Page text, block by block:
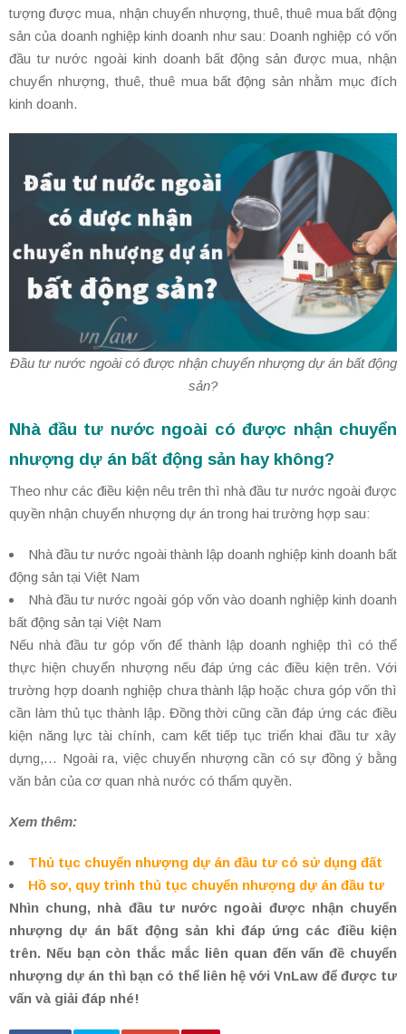
tượng được mua, nhận chuyển nhượng, thuê, thuê mua bất động
sản của doanh nghiệp kinh doanh như sau: Doanh nghiệp có vốn
đầu tư nước ngoài kinh doanh bất động sản được mua, nhận
chuyển nhượng, thuê, thuê mua bất động sản nhằm mục đích
kinh doanh.
Đầu tư nước ngoài có được nhận chuyển nhượng dự án bất động
sản?
Nhà đầu tư nước ngoài có được nhận chuyển
nhượng dự án bất động sản hay không?
Theo như các điều kiện nêu trên thì nhà đầu tư nước ngoài được
quyền nhận chuyển nhượng dự án trong hai trường hợp sau:
Nhà đầu tư nước ngoài thành lập doanh nghiệp kinh doanh bất
động sản tại Việt Nam
Nhà đầu tư nước ngoài góp vốn vào doanh nghiệp kinh doanh
bất động sản tại Việt Nam
Nếu nhà đầu tư góp vốn để thành lập doanh nghiệp thì có thể
thực hiện chuyển nhượng nếu đáp ứng các điều kiện trên. Với
trường hợp doanh nghiệp chưa thành lập hoặc chưa góp vốn thì
cần làm thủ tục thành lập. Đồng thời cũng cần đáp ứng các điều
kiện năng lực tài chính, cam kết tiếp tục triển khai đầu tư xây
dựng,… Ngoài ra, việc chuyển nhượng cần có sự đồng ý bằng
văn bản của cơ quan nhà nước có thẩm quyền.
Xem thêm:
Thủ tục chuyển nhượng dự án đầu tư có sử dụng đất
Hồ sơ, quy trình thủ tục chuyển nhượng dự án đầu tư
Nhìn chung, nhà đầu tư nước ngoài được nhận chuyển
nhượng dự án bất động sản khi đáp ứng các điều kiện
trên. Nếu bạn còn thắc mắc liên quan đến vấn đề chuyển
nhượng dự án thì bạn có thể liên hệ với VnLaw để được tư
vấn và giải đáp nhé!